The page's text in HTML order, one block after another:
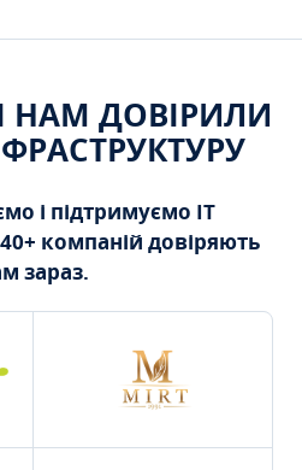
НАМ ДОВІРИЛИ
і підтримуємо ІТ
компаній довіряють
зараз.